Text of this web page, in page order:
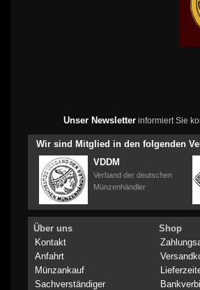
Unser Newsletterinformiert Sie
Wir sind Mitglied in den folgenden
VDDM
Verband der deutschen
Münzenhändler
Über uns
Kontakt
Anfahrt
Münzankauf
Sachverständiger
Shop